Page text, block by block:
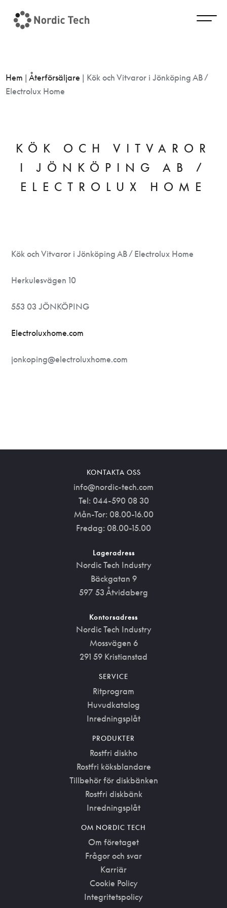
Hem |Återförsäljare | Kök och Vitvaror i Jönköping AB /
Electrolux Home
KÖK OCH VITVAROR
I JÖNKÖPING AB /
ELECTROLUX HOME
Kök och Vitvaror i Jönköping AB / Electrolux Home
Herkulesvägen 10
553 03 JÖNKÖPING
Electroluxhome.com
jonkoping@electroluxhome.com
KONTAKTA OSS
info@nordic-tech.com
Tel: 044-590 08 30
Mån-Tor: 08.00-16.00
Fredag: 08.00-15.00
Lageradress
Nordic Tech Industry
Bäckgatan 9
597 53 Åtvidaberg
Kontorsadress
Nordic Tech Industry
Mossvägen 6
291 59 Kristianstad
SERVICE
Ritprogram
Huvudkatalog
Inredningsplåt
PRODUKTER
Rostfri diskho
Rostfri köksblandare
Tillbehör för diskbänken
Rostfri diskbänk
Inredningsplåt
OM NORDIC TECH
Om företaget
Frågor och svar
Karriär
Cookie Policy
Integritetspolicy